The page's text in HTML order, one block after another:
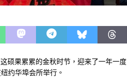
硕果累累的金秋时节，迎来了一年一度
约华埠会所举行。